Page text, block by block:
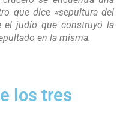
que dice «sepultura del
el judío que construyó la
en la misma.
los tres